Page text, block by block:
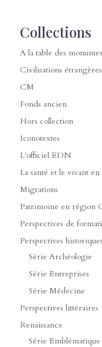
Collections
A la table des
Civilisations étrangères
CM
Fonds ancien
Hors collection
Iconotextes
L'officiel EDN
La santé et le vivant en
Migrations
Patrimoine en région
Perspectives de
Perspectives historiques
Série Archéologie
Série Entreprises
Série Médecine
Perspectives littéraires
Renaissance
Série Emblématique